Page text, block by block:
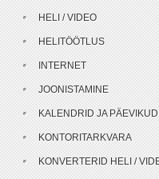
HELI / VIDEO
HELITÖÖTLUS
INTERNET
JOONISTAMINE
KALENDRID JA PÄEVIKUD
KONTORITARKVARA
KONVERTERID HELI /